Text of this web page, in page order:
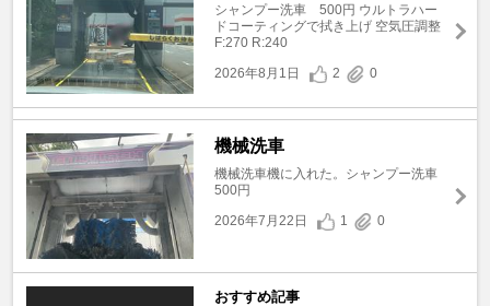
シャンプー洗車 500円 ウルトラハー
ドコーティングで拭き上げ 空気圧調整
F:270 R:240
2026年8月1日
2 0
機械洗車
機械洗車機に入れた。シャンプー洗車
500円
2026年7月22日
1 0
おすすめ記事